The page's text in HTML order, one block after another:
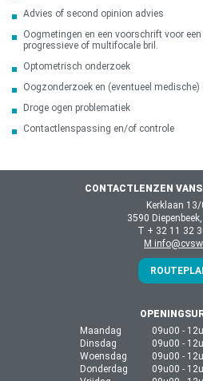
Advies of second opinion advies
Oogmetingen en een voorschrift voor
progressieve of multifocale bril.
Optometrisch onderzoek
Oogzonderzoek en (eventueel medische)
Droge ogen problematiek
Contactlenspassing en/of controle
CONTACTLENZEN
Kerklaan
3590
T + 32 11 32
M
Maandag
Dinsdag
Woensdag
Donderdag
09u00 -
09u00 -
09u00 -
09u00 -